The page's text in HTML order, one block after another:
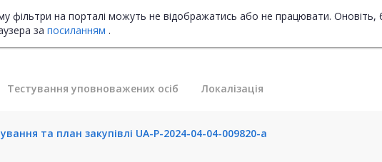
фільтри на порталі можуть не відображатись або не працювати.
за посиланням .
Тестування уповноважених осіб Локалізація
та план закупівлі UA-P-2024-04-04-009820-a